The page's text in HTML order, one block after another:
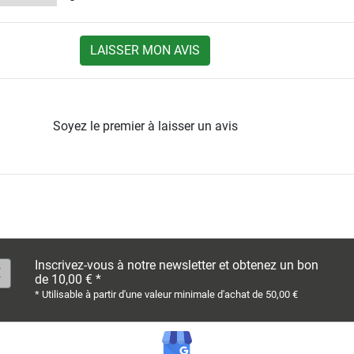
LAISSER MON AVIS
Soyez le premier à laisser un avis
Inscrivez-vous à notre newsletter et obtenez un bon
de 10,00 € *
* Utilisable à partir d'une valeur minimale d'achat de 50,00 €